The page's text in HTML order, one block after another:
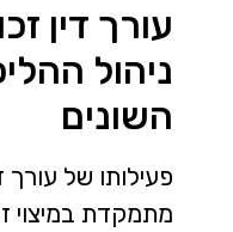
עורך דין
ניהול
השונים
פעילותו של עורך
מתמקדת במיצוי